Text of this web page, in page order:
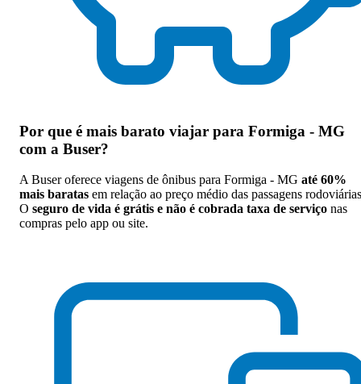
Por que é mais barato viajar para Formiga - MG
com a Buser?
A Buser oferece viagens de ônibus para Formiga - MG até 60%
mais baratas em relação ao preço médio das passagens
O seguro de vida é grátis e não é cobrada taxa de serviço nas
compras pelo app ou site.